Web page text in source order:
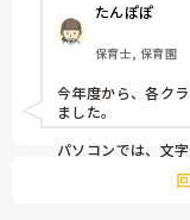
たんぽぽ
保育士, 保育園
今年度から、各ク
ました。
パソコンでは、文
為には今までの倍
パソコンの状態に